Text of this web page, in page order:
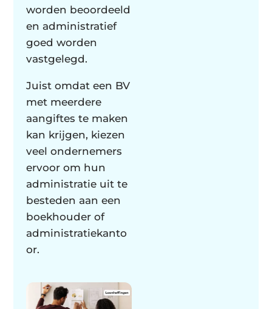
worden beoordeeld
en administratief
goed worden
vastgelegd.
Juist omdat een BV
met meerdere
aangiftes te maken
kan krijgen, kiezen
veel ondernemers
ervoor om hun
administratie uit te
besteden aan een
boekhouder of
administratiekanto
or.